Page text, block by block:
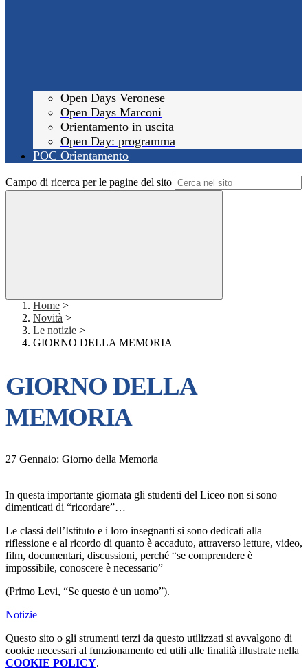
Open Days Veronese
Open Days Marconi
Orientamento in uscita
Open Day: programma
POC Orientamento
Campo di ricerca per le pagine del sito
Home >
Novità >
Le notizie >
GIORNO DELLA MEMORIA
GIORNO DELLA
MEMORIA
27 Gennaio: Giorno della Memoria
In questa importante giornata gli studenti del Liceo non si sono
dimenticati di “ricordare”…
Le classi dell’Istituto e i loro insegnanti si sono dedicati alla
riflessione e al ricordo di quanto è accaduto, attraverso letture, video,
film, documentari, discussioni, perché “se comprendere è
impossibile, conoscere è necessario”
(Primo Levi, “Se questo è un uomo”).
Notizie
Questo sito o gli strumenti terzi da questo utilizzati si avvalgono di
cookie necessari al funzionamento ed utili alle finalità illustrate nella
COOKIE POLICY.